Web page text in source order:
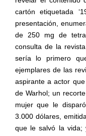
cartón etiquetada
presentación,
de 250 mg de
consulta de la revista
sería lo primero
ejemplares de las
aspirante a actor
de Warhol; un
mujer que le
3.000 dólares,
que le salvó la vida;